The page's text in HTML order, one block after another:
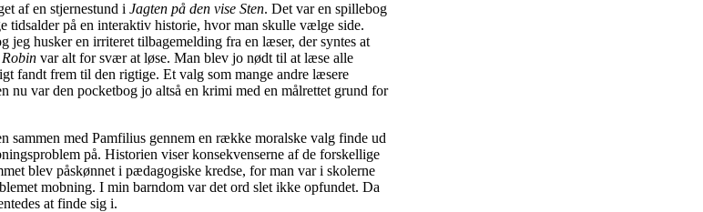
af en stjernestund i Jagten på den vise Sten. Det var en spillebog
tidsalder på en interaktiv historie, hvor man skulle vælge side.
jeg husker en irriteret tilbagemelding fra en læser, der syntes at
var alt for svær at løse. Man blev jo nødt til at læse alle
fandt frem til den rigtige. Et valg som mange andre læsere
nu var den pocketbog jo altså en krimi med en målrettet grund for
sammen med Pamfilius gennem en række moralske valg finde ud
på. Historien viser konsekvenserne af de forskellige
blev påskønnet i pædagogiske kredse, for man var i skolerne
mobning. I min barndom var det ord slet ikke opfundet. Da
at finde sig i.